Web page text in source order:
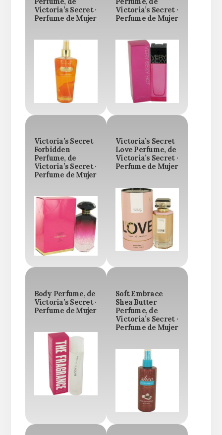
Victoria’s Secret ·
Perfume de Mujer
Victoria’s Secret ·
Perfume de Mujer
Victoria’s Secret
Forbidden
Perfume, de
Victoria’s Secret ·
Perfume de Mujer
Victoria’s Secret
Love Perfume, de
Victoria’s Secret ·
Perfume de Mujer
Body Perfume, de
Victoria’s Secret ·
Perfume de Mujer
Soft Embrace
Shea Butter
Perfume, de
Victoria’s Secret ·
Perfume de Mujer